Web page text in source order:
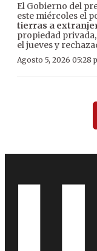
El Gobierno del
este miércoles el
tierras a
propiedad
el jueves y
Agosto 5, 2026 05:28